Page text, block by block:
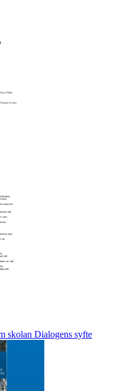
skolan Dialogens syfte